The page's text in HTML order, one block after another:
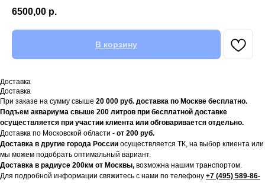
6500,00 р.
В корзину
Доставка
Доставка
При заказе на сумму свыше 20 000 руб. доставка по Москве бесплатно.
Подъем аквариума свыше 200 литров при бесплатной доставке
осуществляется при участии клиента или обговаривается отдельно.
Доставка по Московской области - от 200 руб.
Доставка в другие города России осуществляется ТК, на выбор клиента или
мы можем подобрать оптимальный вариант.
Доставка в радиусе 200км от Москвы, возможна нашим транспортом.
Для подробной информации свяжитесь с нами по телефону +7 (495) 589-86-